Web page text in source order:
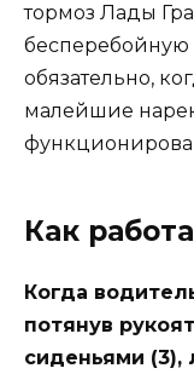
тормоз Лады
бесперебойную
обязательно,
малейшие
Как
Когда
потянув
сиденьями (3),